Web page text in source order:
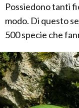
Possiedono tanti
modo. Di questo
500 specie che